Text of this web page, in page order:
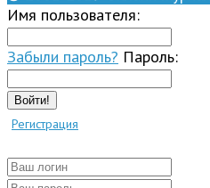
Имя пользователя:
Забыли пароль? Пароль:
Войти!
Регистрация